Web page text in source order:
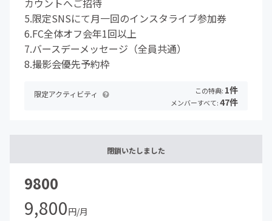
カウントへご招待
5.限定SNSにて月一回のインスタライブ参加券
6.FC全体オフ会年1回以上
7.バースデーメッセージ（全員共通）
8.撮影会優先予約枠
限定アクティビティ この特典: 1件
メンバーすべて:47件
閉鎖いたしました
9800
9,800円/月